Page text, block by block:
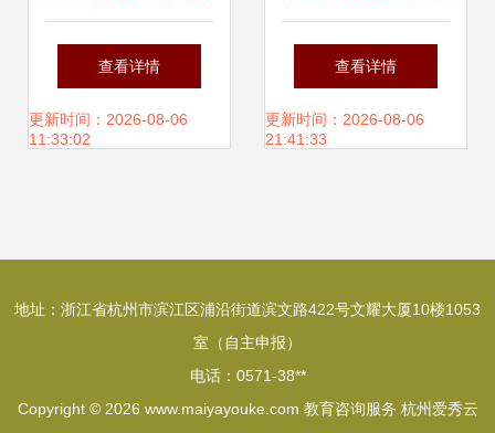
务暖心更护花——
市妇联向社会力量
查看详情
更新时间：2026-08-06
11:33:02
顾问 北京起陆国际
教育2025年教育咨
查看详情
更新时间：2026-08-06
21:41:33
地址：浙江省杭州市滨江区浦沿街道滨文路422号文耀大厦10楼1053
室（自主申报）
电话：0571-38**
Copyright © 2026 www.maiyayouke.com 教育咨询服务 杭州爱秀云